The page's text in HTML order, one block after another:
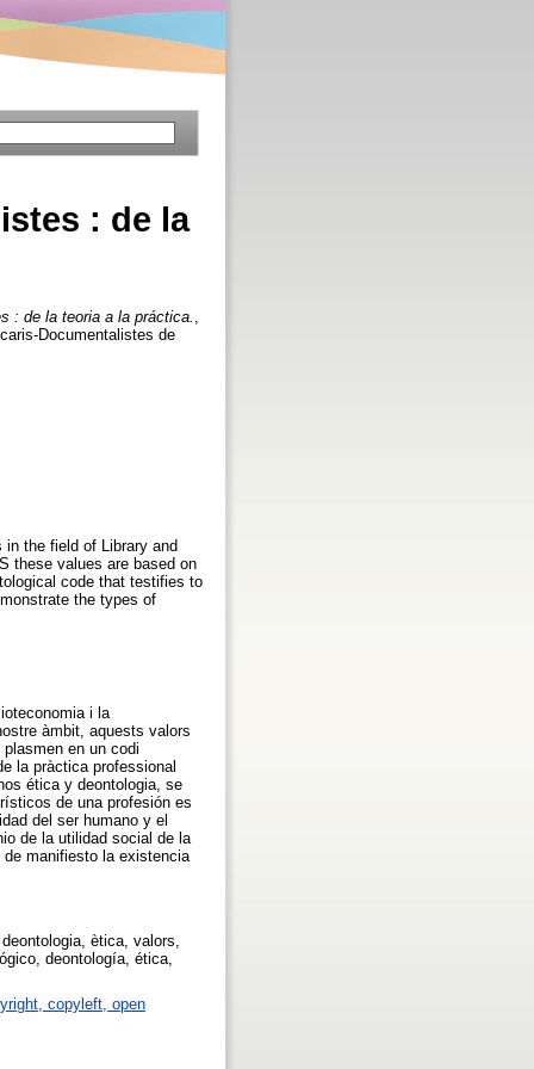
: de la
: de la teoria a la práctica.
Documentalistes de
the field of Library and
these values are based on
code that testifies to
the types of
i la
àmbit, aquests valors
en un codi
la pràctica professional
ética y deontologia, se
de una profesión es
del ser humano y el
de la utilidad social de la
manifiesto la existencia
ètica, valors,
deontología, ética,
copyleft, open